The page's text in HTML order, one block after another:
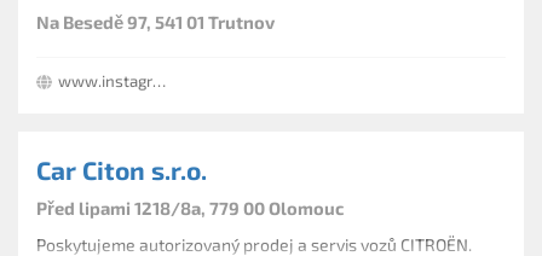
Na Besedě 97, 541 01 Trutnov
www.instagram.com/hyundaicz/?ref=badge
Car Citon s.r.o.
Před lipami 1218/8a, 779 00 Olomouc
Poskytujeme autorizovaný prodej a servis vozů CITROËN.